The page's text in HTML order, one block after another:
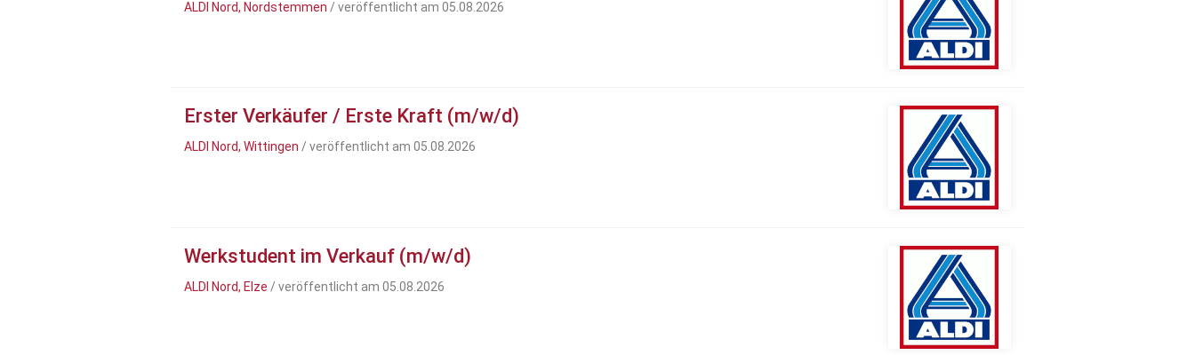
ALDI Nord, Nordstemmen / veröffentlicht am 05.08.2026
Erster Verkäufer / Erste Kraft (m/w/d)
ALDI Nord, Wittingen / veröffentlicht am 05.08.2026
Werkstudent im Verkauf (m/w/d)
ALDI Nord, Elze / veröffentlicht am 05.08.2026